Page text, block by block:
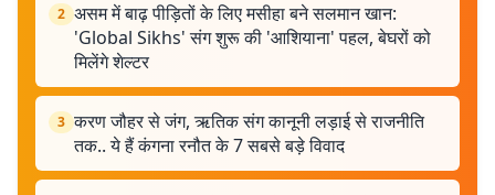
2 असम में बाढ़ पीड़ितों के लिए मसीहा बने सलमान खान:
'Global Sikhs' संग शुरू की 'आशियाना' पहल, बेघरों को
मिलेंगे शेल्टर
3 करण जौहर से जंग, ऋतिक संग कानूनी लड़ाई से राजनीति
तक.. ये हैं कंगना रनौत के 7 सबसे बड़े विवाद